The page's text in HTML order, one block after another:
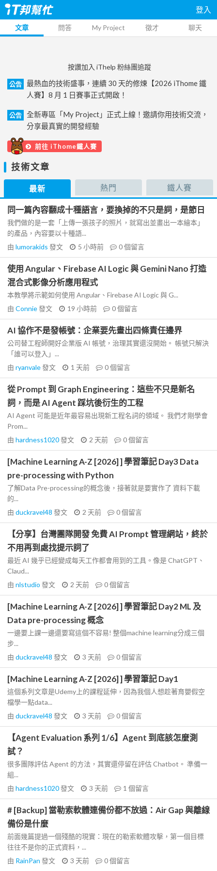
登入
文章 問答 My Project 徵才 聊天
按讚加入 iThelp 粉絲團追蹤
公告
最熱血的技術盛事，連續 30 天的修煉【2026 iThome 鐵
人賽】8 月 1 日賽事正式開啟！
公告
全新專區「My Project」正式上線！邀請你用技術交流，
分享最真實的開發經驗
前往 iThome鐵人賽
技術文章
最新 熱門 鐵人賽
同一篇內容翻成十種語言，要換掉的不只是詞，是節日
我們做的是一套「上傳一張孩子的照片，就寫出並畫出一本繪本」
的產品，內容要以十種語...
由 lumorakids 發文 5 小時前 0個留言
使用 Angular、Firebase AI Logic 與 Gemini Nano 打造
混合式影像分析應用程式
本教學將示範如何使用 Angular、Firebase AI Logic 與 G...
由 Connie發文 19 小時前 0個留言
AI 協作不是發帳號：企業要先畫出四條責任邊界
公司替工程師開好企業版 AI 帳號，治理其實還沒開始。 帳號只解決
「誰可以登入」...
由 ryanvale發文 1 天前 0個留言
從 Prompt 到 Graph Engineering：這些不只是新名
詞，而是 AI Agent 踩坑後衍生的工程
AI Agent 可能是近年最容易出現新工程名詞的領域。 我們才剛學會
Prom...
由 hardness1020發文 2 天前 0個留言
[Machine Learning A-Z [2026] ] 學習筆記 Day3 Data
pre-processing with Python
了解Data Pre-processing的概念後，接著就是要實作了 資料下載
的...
由 duckravel48 發文 2 天前 0個留言
【分享】台灣團隊開發 免費 AI Prompt 管理網站，終於
不用再到處找提示詞了
最近 AI 幾乎已經變成每天工作都會用到的工具。像是 ChatGPT、
Claud...
由 nlstudio 發文 2 天前 0個留言
[Machine Learning A-Z [2026] ] 學習筆記 Day2 ML 及
Data pre-processing 概念
一邊要上課一邊還要寫這個不容易! 整個machine learning分成三個
步...
由 duckravel48 發文 3 天前 0個留言
[Machine Learning A-Z [2026] ] 學習筆記 Day1
這個系列文章是Udemy上的課程延伸，因為我個人想趁著育嬰假空
檔學一點data...
由 duckravel48 發文 3 天前 0個留言
【Agent Evaluation 系列 1/6】Agent 到底該怎麼測
試？
很多團隊評估 Agent 的方法，其實還停留在評估 Chatbot。 準備一
組...
由 hardness1020發文 3 天前 1 個留言
# [Backup] 當勒索軟體連備份都不放過：Air Gap 與離線
備份是什麼
前面幾篇提過一個殘酷的現實：現在的勒索軟體攻擊，第一個目標
往往不是你的正式資料，...
由 RainPan 發文 3 天前 0個留言